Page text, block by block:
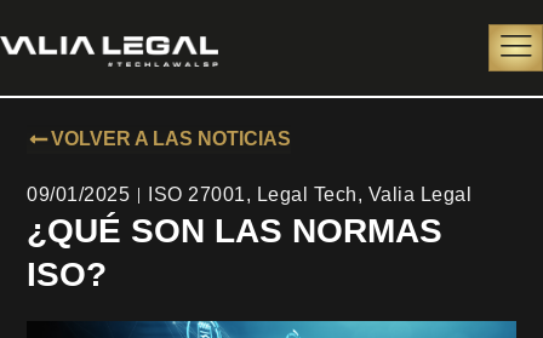
VOLVER A LAS NOTICIAS
09/01/2025 ISO 27001, Legal Tech, Valia Legal
¿QUÉ SON LAS NORMAS
ISO?